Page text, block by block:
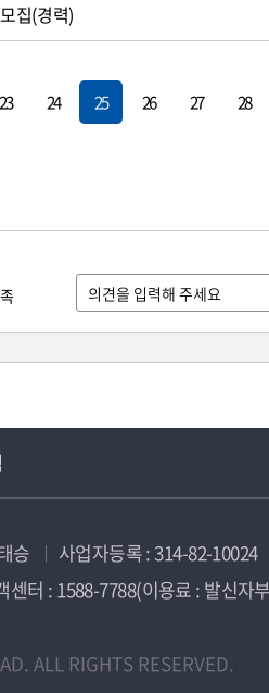
집(경력)
23 24 25 26 27 28
승 사업자등록 : 314-82-10024
센터 : 1588-7788(이용료 : 발신자
ALL RIGHTS RESERVED.